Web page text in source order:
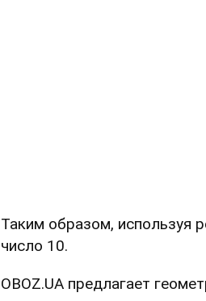
Таким образом, используя
число 10.
OBOZ.UA предлагает